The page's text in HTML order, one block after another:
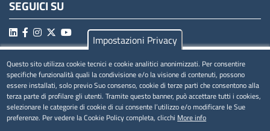
SEGUICI SU
MENÚ PRIVACY
Privacy
Cookie
Impostazioni Privacy
Questo sito utilizza cookie tecnici e cookie analitici anonimizzati. Per consentire
specifiche funzionalità quali la condivisione e/o la visione di contenuti, possono
essere installati, solo previo Suo consenso, cookie di terze parti che consentono alla
terza parte di profilare gli utenti. Tramite questo banner, può accettare tutti i cookies,
selezionare le categorie di cookie di cui consente l’utilizzo e/o modificare le Sue
preferenze. Per vedere la Cookie Policy completa, clicchi More info